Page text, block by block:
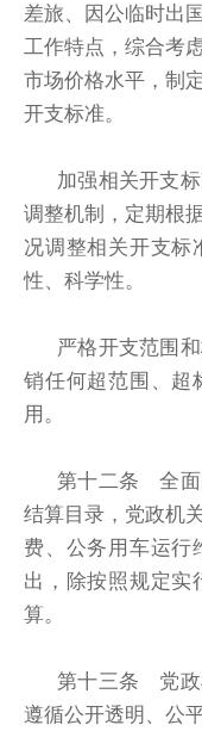
差旅、因公临时出
工作特点，综合考
市场价格水平，制
开支标准。
加强相关开支
调整机制，定期根
况调整相关开支标
性、科学性。
严格开支范围
销任何超范围、超
用。
第十二条 全面
结算目录，党政机
费、公务用车运行
出，除按照规定实
算。
第十三条 党政
遵循公开透明、公